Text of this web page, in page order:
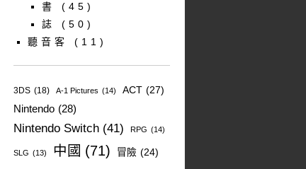
書
(45)
誌
(50)
聽音客
(11)
3DS (18) A-1 Pictures (14) ACT (27)
Nintendo (28)
Nintendo Switch (41) RPG (14)
SLG (13) 中國 (71) 冒險 (24)